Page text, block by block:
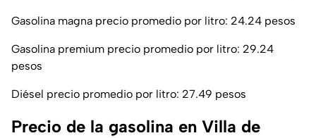
Gasolina magna precio promedio por litro: 24.24 pesos
Gasolina premium precio promedio por litro: 29.24
pesos
Diésel precio promedio por litro: 27.49 pesos
Precio de la gasolina en Villa de